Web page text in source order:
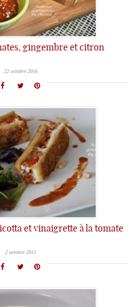
gingembre et citron
22 octobre 2016
et vinaigrette à la tomate
2 octobre 2015